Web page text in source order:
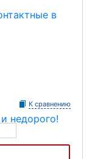
К сравнению